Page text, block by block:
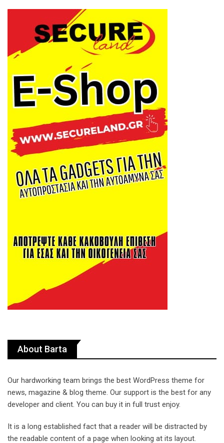
About Barta
Our hardworking team brings the best WordPress theme for
news, magazine & blog theme. Our support is the best for any
developer and client. You can buy it in full trust enjoy.
It is a long established fact that a reader will be distracted by
the readable content of a page when looking at its layout.